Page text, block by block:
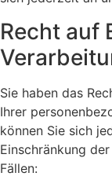
Recht auf
Sie haben das
Ihrer
können Sie sich
Einschränkung
Fällen: